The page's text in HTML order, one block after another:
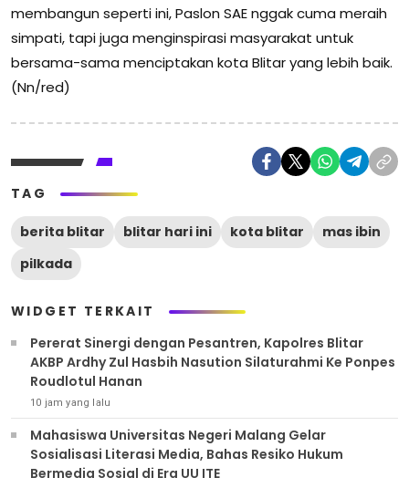
membangun seperti ini, Paslon SAE nggak cuma meraih
simpati, tapi juga menginspirasi masyarakat untuk
bersama-sama menciptakan kota Blitar yang lebih baik.
(Nn/red)
TAG
berita blitar blitar hari ini kota blitar
mas ibin
pilkada
WIDGET TERKAIT
Pererat Sinergi dengan Pesantren, Kapolres Blitar
AKBP Ardhy Zul Hasbih Nasution Silaturahmi Ke Ponpes
Roudlotul Hanan
10 jam yang lalu
Mahasiswa Universitas Negeri Malang Gelar
Sosialisasi Literasi Media, Bahas Resiko Hukum
Bermedia Sosial di Era UU ITE